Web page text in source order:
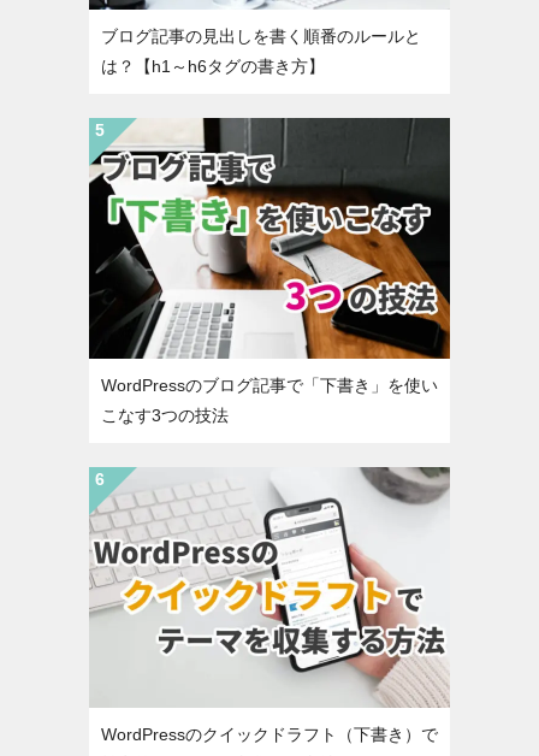
ブログ記事の見出しを書く順番のルールと
は？【h1～h6タグの書き方】
WordPressのブログ記事で「下書き」を使い
こなす3つの技法
WordPressのクイックドラフト（下書き）で